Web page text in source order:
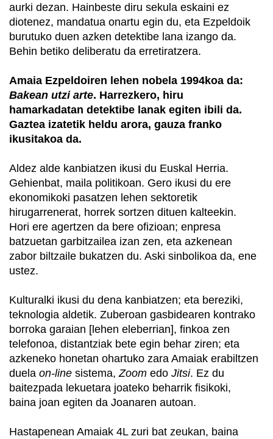
aurki dezan. Hainbeste diru sekula eskaini ez
diotenez, mandatua onartu egin du, eta Ezpeldoik
burutuko duen azken detektibe lana izango da.
Behin betiko deliberatu da erretiratzera.
Amaia Ezpeldoiren lehen nobela 1994koa da:
Bakean utzi arte. Harrezkero, hiru
hamarkadatan detektibe lanak egiten ibili da.
Gaztea izatetik heldu arora, gauza franko
ikusitakoa da.
Aldez alde kanbiatzen ikusi du Euskal Herria.
Gehienbat, maila politikoan. Gero ikusi du ere
ekonomikoki pasatzen lehen sektoretik
hirugarrenerat, horrek sortzen dituen kalteekin.
Hori ere agertzen da bere ofizioan; enpresa
batzuetan garbitzailea izan zen, eta azkenean
zabor biltzaile bukatzen du. Aski sinbolikoa da, ene
ustez.
Kulturalki ikusi du dena kanbiatzen; eta bereziki,
teknologia aldetik. Zuberoan gasbidearen kontrako
borroka garaian [lehen eleberrian], finkoa zen
telefonoa, distantziak bete egin behar ziren; eta
azkeneko honetan ohartuko zara Amaiak erabiltzen
duela on-line sistema,Zoom edo Jitsi. Ez du
baitezpada lekuetara joateko beharrik fisikoki,
baina joan egiten da Joanaren autoan.
Hastapenean Amaiak 4L zuri bat zeukan, baina